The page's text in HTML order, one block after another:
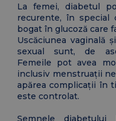
La femei, diabetul
recurente, în special
bogat în glucoză care
Uscăciunea vaginală
sexual sunt, de
Femeile pot avea
inclusiv menstruații
apărea complicații în
este controlat.
Semnele